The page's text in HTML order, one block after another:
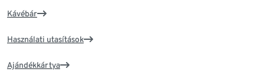
Kávébár
Használati utasítások
Ajándékkártya